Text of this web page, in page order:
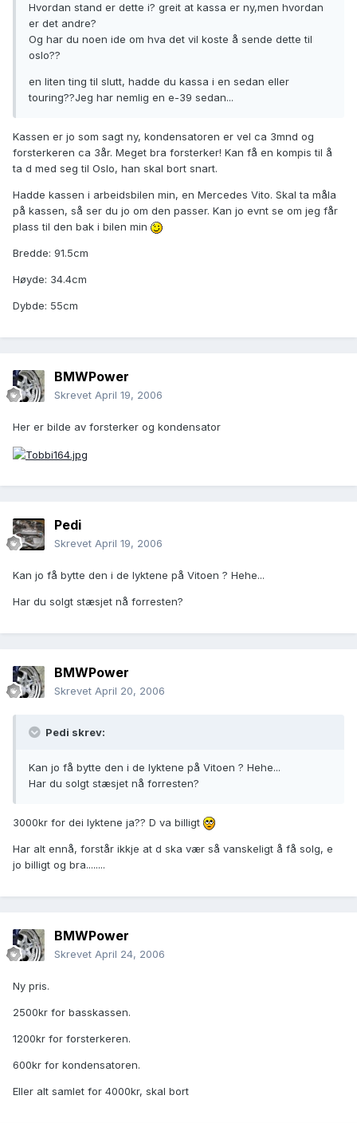
Hvordan stand er dette i? greit at kassa er ny,men hvordan
er det andre?
Og har du noen ide om hva det vil koste å sende dette til
oslo??
en liten ting til slutt, hadde du kassa i en sedan eller
touring??Jeg har nemlig en e-39 sedan...
Kassen er jo som sagt ny, kondensatoren er vel ca 3mnd og
forsterkeren ca 3år. Meget bra forsterker! Kan få en kompis til å
ta d med seg til Oslo, han skal bort snart.
Hadde kassen i arbeidsbilen min, en Mercedes Vito. Skal ta måla
på kassen, så ser du jo om den passer. Kan jo evnt se om jeg får
plass til den bak i bilen min
Bredde: 91.5cm
Høyde: 34.4cm
Dybde: 55cm
BMWPower
Skrevet April 19, 2006
Her er bilde av forsterker og kondensator
Pedi
Skrevet April 19, 2006
Kan jo få bytte den i de lyktene på Vitoen ? Hehe...
Har du solgt stæsjet nå forresten?
BMWPower
Skrevet April 20, 2006
Pedi skrev:
Kan jo få bytte den i de lyktene på Vitoen ? Hehe...
Har du solgt stæsjet nå forresten?
3000kr for dei lyktene ja?? D va billigt
Har alt ennå, forstår ikkje at d ska vær så vanskeligt å få solg, e
jo billigt og bra........
BMWPower
Skrevet April 24, 2006
Ny pris.
2500kr for basskassen.
1200kr for forsterkeren.
600kr for kondensatoren.
Eller alt samlet for 4000kr, skal bort